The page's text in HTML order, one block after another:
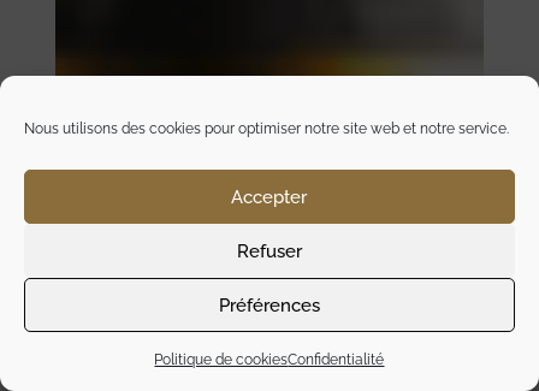
Nous utilisons des cookies pour optimiser notre site web et notre service.
Accepter
Refuser
Préférences
Politique de cookiesConfidentialité